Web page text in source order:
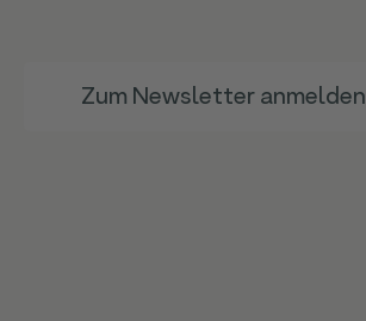
Zum Newsletter anmelden